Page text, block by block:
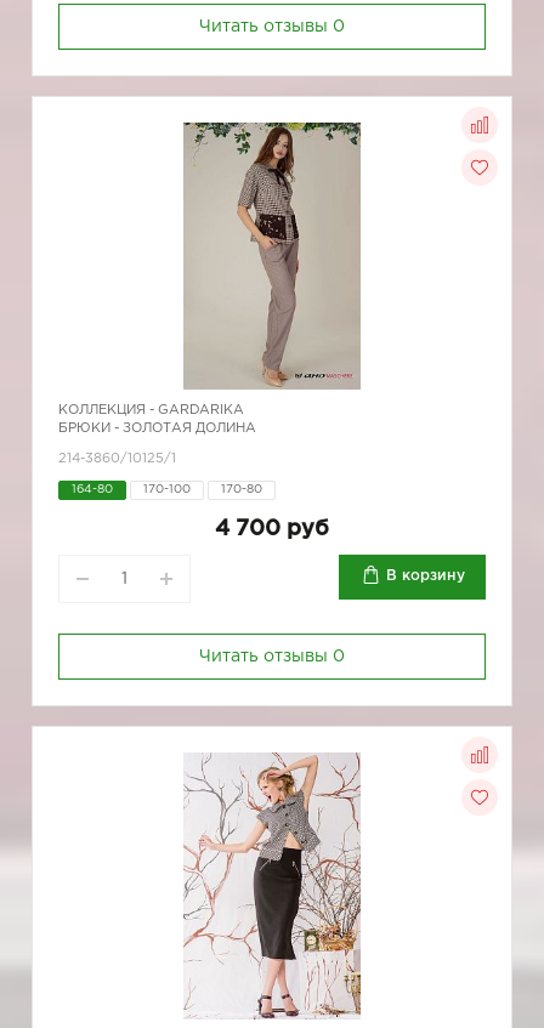
Читать отзывы 0
КОЛЛЕКЦИЯ - GARDARIKA
БРЮКИ - ЗОЛОТАЯ ДОЛИНА
214-3860/10125/1
164-80 170-100 170-80
4 700 руб
В корзину
Читать отзывы 0